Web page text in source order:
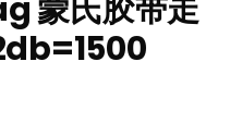
蒙氏胶带走